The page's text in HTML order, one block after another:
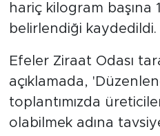
hariç kilogram başına
belirlendiği kaydedildi.
Efeler Ziraat Odası
açıklamada,
toplantımızda
olabilmek adına